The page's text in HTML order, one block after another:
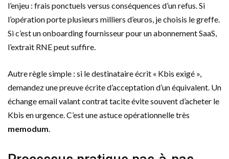
l’enjeu : frais ponctuels versus conséquences d’un refus. Si
l’opération porte plusieurs milliers d’euros, je choisis le greffe.
Si c’est un onboarding fournisseur pour un abonnement SaaS,
l’extrait RNE peut suffire.
Autre règle simple : si le destinataire écrit « Kbis exigé »,
demandez une preuve écrite d’acceptation d’un équivalent. Un
échange email valant contrat tacite évite souvent d’acheter le
Kbis en urgence. C’est une astuce opérationnelle très
memodum.